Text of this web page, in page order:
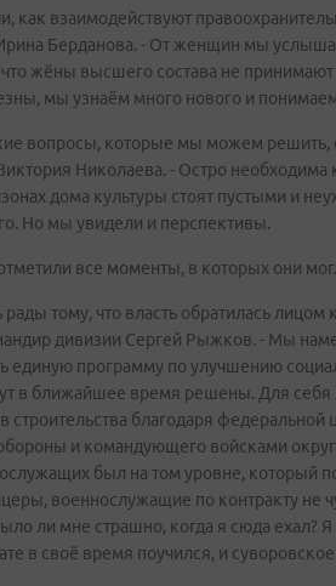
как взаимодействуют
Берданова. - От женщин мы
жёны высшего состава не
мы узнаём много нового и
вопросы, которые мы можем
Николаева. - Остро
дома культуры стоят пустыми и
Но мы увидели и перспективы.
все моменты, в которых они
тому, что власть обратилась лицом
дивизии Сергей Рыжков. - Мы
единую программу по улучшению
в ближайшее время решены. Для себя
строительства благодаря
и командующего войсками
был на том уровне, который
военнослужащие по контракту не
ли мне страшно, когда я сюда ехал?
в своё время поучился, и